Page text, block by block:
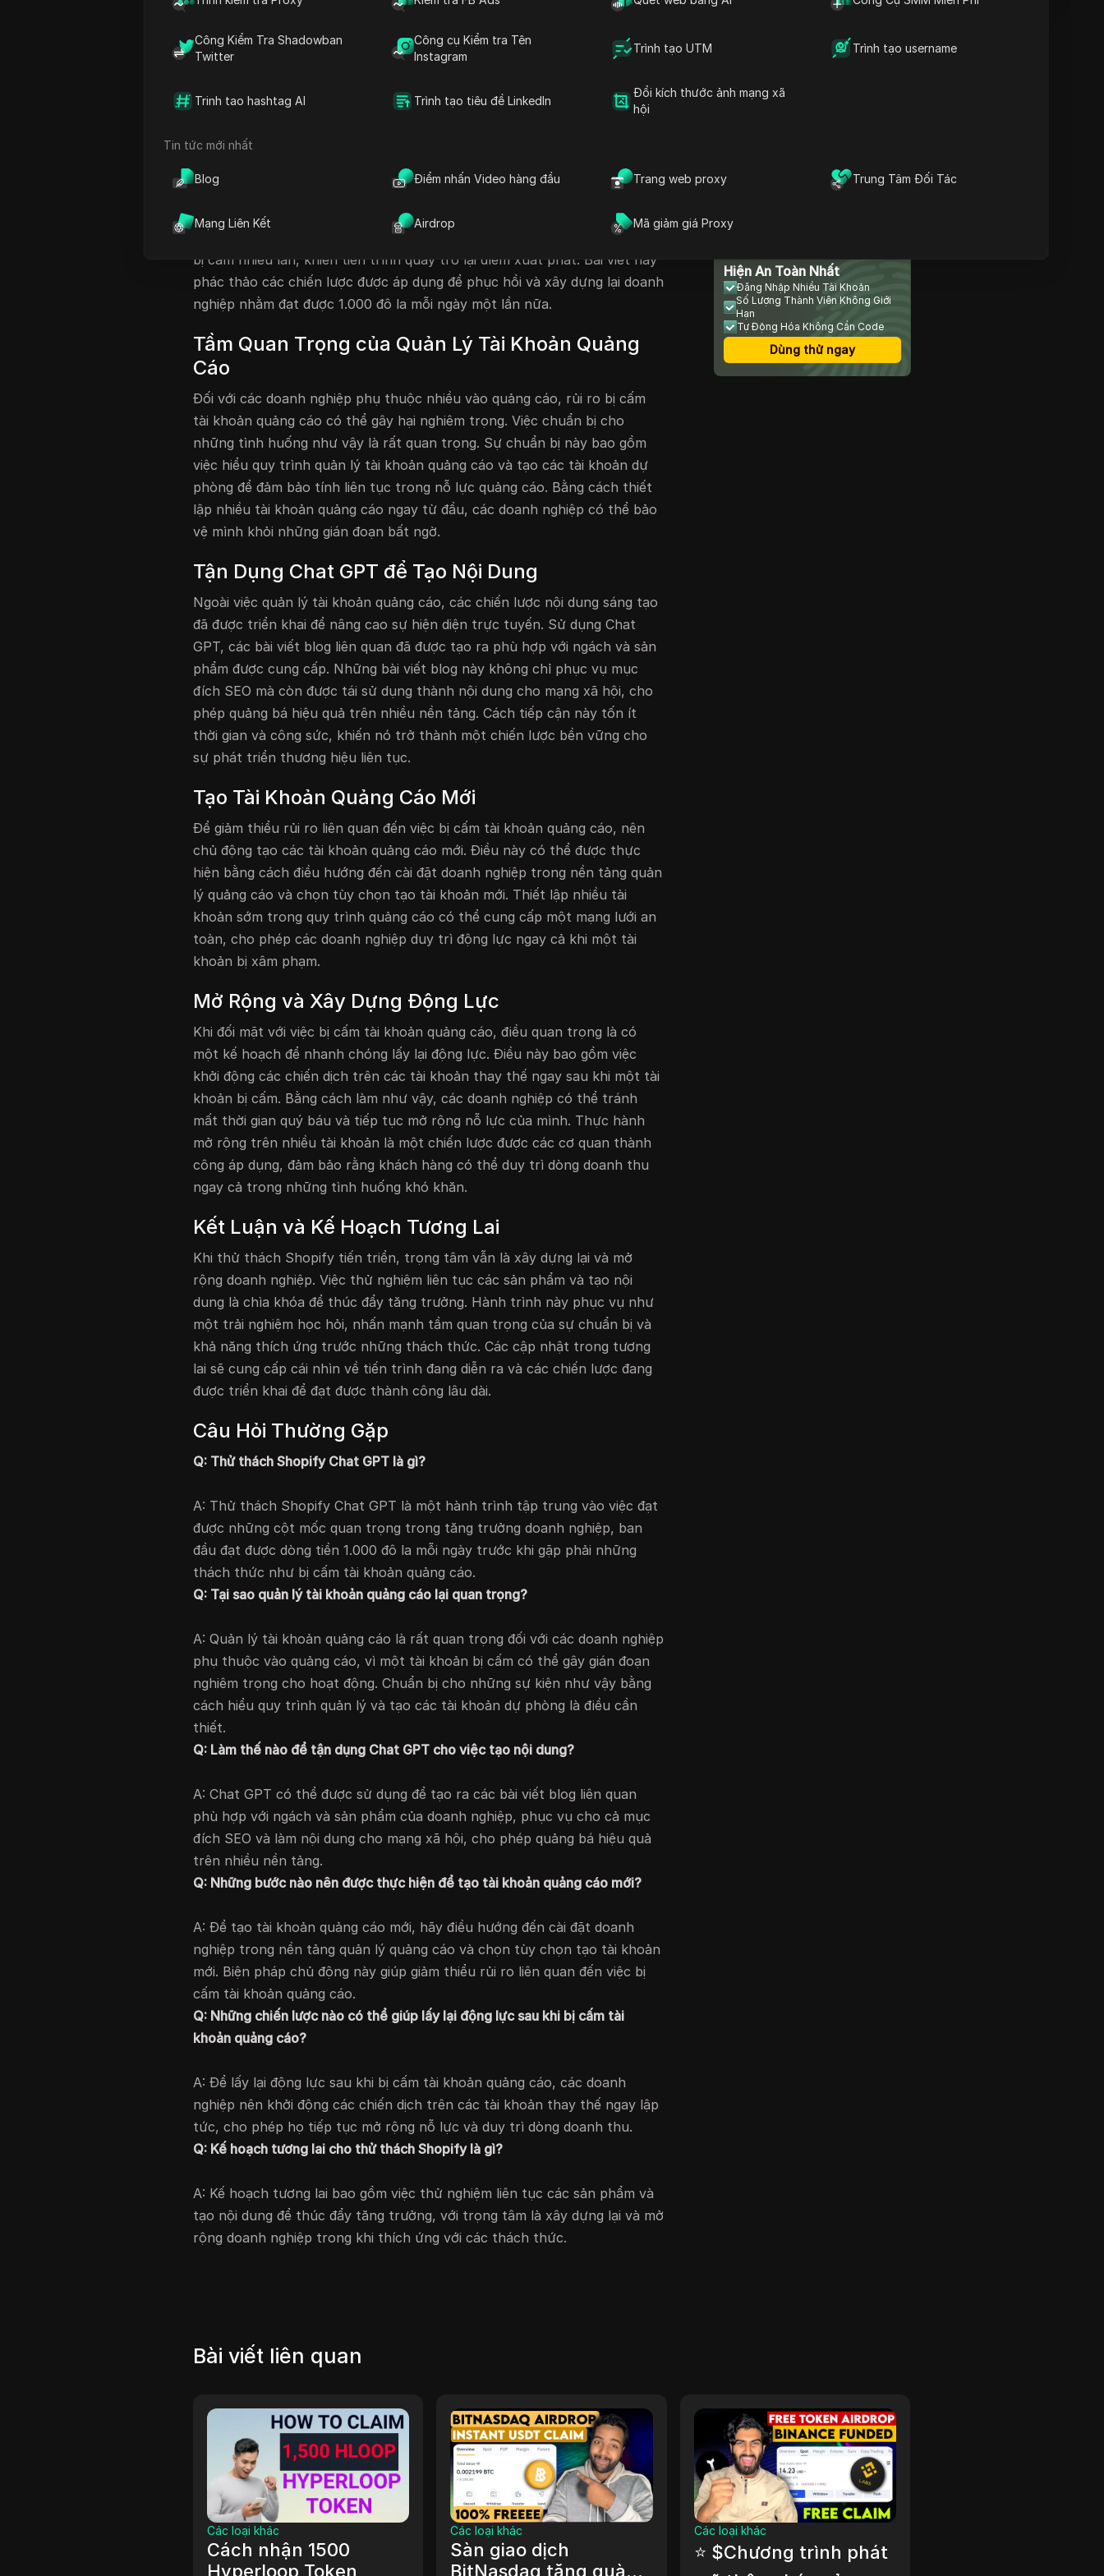
Công Kiểm Tra Shadowban
Twitter
Công cụ Kiểm tra Tên
Instagram
Trình tạo UTM Trình tạo username
Trinh tao hashtag AI Trình tạo tiêu đề LinkedIn
Đổi kích thước ảnh mạng xã
hội
Tin tức mới nhất
Blog Điểm nhấn Video hàng đầu Trang web proxy Trung Tâm Đối Tác
Mạng Liên Kết Airdrop Mã giảm giá Proxy
Mở Rộng và Xây Dựng Động Lực
Câu Hỏi Thường Gặp
Giới thiệu về Thử Thách Shopify
Thử thách Shopify Chat GPT đã là một hành trình thú vị, đánh dấu bởi
những cột mốc và thách thức quan trọng. Ban đầu, dự án đã đạt được
kết quả ấn tượng, đạt được dòng tiền 1.000 đô la mỗi ngày trong tháng
đầu tiên. Tuy nhiên, hành trình đã gặp khó khăn khi tài khoản quảng cáo
bị cấm nhiều lần, khiến tiến trình quay trở lại điểm xuất phát. Bài viết này
phác thảo các chiến lược được áp dụng để phục hồi và xây dựng lại doanh
nghiệp nhằm đạt được 1.000 đô la mỗi ngày một lần nữa.
Tầm Quan Trọng của Quản Lý Tài Khoản Quảng
Cáo
Đối với các doanh nghiệp phụ thuộc nhiều vào quảng cáo, rủi ro bị cấm
tài khoản quảng cáo có thể gây hại nghiêm trọng. Việc chuẩn bị cho
những tình huống như vậy là rất quan trọng. Sự chuẩn bị này bao gồm
việc hiểu quy trình quản lý tài khoản quảng cáo và tạo các tài khoản dự
phòng để đảm bảo tính liên tục trong nỗ lực quảng cáo. Bằng cách thiết
lập nhiều tài khoản quảng cáo ngay từ đầu, các doanh nghiệp có thể bảo
vệ mình khỏi những gián đoạn bất ngờ.
Tận Dụng Chat GPT để Tạo Nội Dung
Ngoài việc quản lý tài khoản quảng cáo, các chiến lược nội dung sáng tạo
đã được triển khai để nâng cao sự hiện diện trực tuyến. Sử dụng Chat
GPT, các bài viết blog liên quan đã được tạo ra phù hợp với ngách và sản
phẩm được cung cấp. Những bài viết blog này không chỉ phục vụ mục
đích SEO mà còn được tái sử dụng thành nội dung cho mạng xã hội, cho
phép quảng bá hiệu quả trên nhiều nền tảng. Cách tiếp cận này tốn ít
thời gian và công sức, khiến nó trở thành một chiến lược bền vững cho
sự phát triển thương hiệu liên tục.
Tạo Tài Khoản Quảng Cáo Mới
Để giảm thiểu rủi ro liên quan đến việc bị cấm tài khoản quảng cáo, nên
chủ động tạo các tài khoản quảng cáo mới. Điều này có thể được thực
hiện bằng cách điều hướng đến cài đặt doanh nghiệp trong nền tảng quản
lý quảng cáo và chọn tùy chọn tạo tài khoản mới. Thiết lập nhiều tài
khoản sớm trong quy trình quảng cáo có thể cung cấp một mạng lưới an
toàn, cho phép các doanh nghiệp duy trì động lực ngay cả khi một tài
khoản bị xâm phạm.
Mở Rộng và Xây Dựng Động Lực
Khi đối mặt với việc bị cấm tài khoản quảng cáo, điều quan trọng là có
một kế hoạch để nhanh chóng lấy lại động lực. Điều này bao gồm việc
khởi động các chiến dịch trên các tài khoản thay thế ngay sau khi một tài
khoản bị cấm. Bằng cách làm như vậy, các doanh nghiệp có thể tránh
mất thời gian quý báu và tiếp tục mở rộng nỗ lực của mình. Thực hành
mở rộng trên nhiều tài khoản là một chiến lược được các cơ quan thành
công áp dụng, đảm bảo rằng khách hàng có thể duy trì dòng doanh thu
ngay cả trong những tình huống khó khăn.
Kết Luận và Kế Hoạch Tương Lai
Khi thử thách Shopify tiến triển, trọng tâm vẫn là xây dựng lại và mở
rộng doanh nghiệp. Việc thử nghiệm liên tục các sản phẩm và tạo nội
dung là chìa khóa để thúc đẩy tăng trưởng. Hành trình này phục vụ như
một trải nghiệm học hỏi, nhấn mạnh tầm quan trọng của sự chuẩn bị và
khả năng thích ứng trước những thách thức. Các cập nhật trong tương
lai sẽ cung cấp cái nhìn về tiến trình đang diễn ra và các chiến lược đang
được triển khai để đạt được thành công lâu dài.
Câu Hỏi Thường Gặp
Q: Thử thách Shopify Chat GPT là gì?
A: Thử thách Shopify Chat GPT là một hành trình tập trung vào việc đạt
được những cột mốc quan trọng trong tăng trưởng doanh nghiệp, ban
đầu đạt được dòng tiền 1.000 đô la mỗi ngày trước khi gặp phải những
thách thức như bị cấm tài khoản quảng cáo.
Q: Tại sao quản lý tài khoản quảng cáo lại quan trọng?
A: Quản lý tài khoản quảng cáo là rất quan trọng đối với các doanh nghiệp
phụ thuộc vào quảng cáo, vì một tài khoản bị cấm có thể gây gián đoạn
nghiêm trọng cho hoạt động. Chuẩn bị cho những sự kiện như vậy bằng
cách hiểu quy trình quản lý và tạo các tài khoản dự phòng là điều cần
thiết.
Q: Làm thế nào để tận dụng Chat GPT cho việc tạo nội dung?
A: Chat GPT có thể được sử dụng để tạo ra các bài viết blog liên quan
phù hợp với ngách và sản phẩm của doanh nghiệp, phục vụ cho cả mục
đích SEO và làm nội dung cho mạng xã hội, cho phép quảng bá hiệu quả
trên nhiều nền tảng.
Q: Những bước nào nên được thực hiện để tạo tài khoản quảng cáo mới?
A: Để tạo tài khoản quảng cáo mới, hãy điều hướng đến cài đặt doanh
nghiệp trong nền tảng quản lý quảng cáo và chọn tùy chọn tạo tài khoản
mới. Biện pháp chủ động này giúp giảm thiểu rủi ro liên quan đến việc bị
cấm tài khoản quảng cáo.
Q: Những chiến lược nào có thể giúp lấy lại động lực sau khi bị cấm tài
khoản quảng cáo?
A: Để lấy lại động lực sau khi bị cấm tài khoản quảng cáo, các doanh
nghiệp nên khởi động các chiến dịch trên các tài khoản thay thế ngay lập
tức, cho phép họ tiếp tục mở rộng nỗ lực và duy trì dòng doanh thu.
Q: Kế hoạch tương lai cho thử thách Shopify là gì?
A: Kế hoạch tương lai bao gồm việc thử nghiệm liên tục các sản phẩm và
tạo nội dung để thúc đẩy tăng trưởng, với trọng tâm là xây dựng lại và mở
rộng doanh nghiệp trong khi thích ứng với các thách thức.
Shopify
Tầm Quan Trọng của
Tạo Tài Khoản Quảng Cáo
Tương Lai
Câu Hỏi Thường Gặp
Hiện An Toàn Nhất
Đăng Nhập Nhiều Tài Khoản
Số Lượng Thành Viên Không Giới
Hạn
Tự Động Hóa Không Cần Code
Dùng thử ngay
Bài viết liên quan
Các loại khác
Cách dễ dàng để kiếm
tiền với ChatGPT cho
Các loại khác
Cách kiếm tiền khi
xem video trên
Cách kiếm tiền online
4 Cách Kiếm 500 Đô
La/ Tuần Mà Không